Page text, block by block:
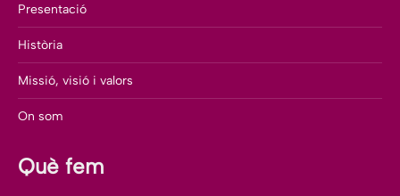
Presentació
Història
Missió, visió i valors
On som
Què fem